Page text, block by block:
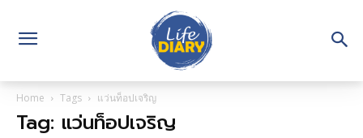
Home Tags แว่นท็อปเจริญ
Tag: แว่นท็อปเจริญ